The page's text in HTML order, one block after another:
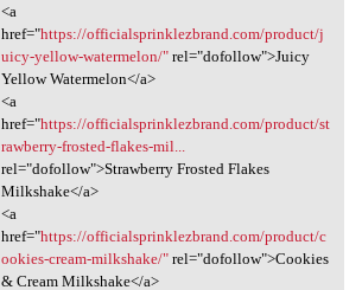
<a
href="https://officialsprinklezbrand.com/product/j
uicy-yellow-watermelon/"rel="dofollow">Juicy
Yellow Watermelon</a>
<a
href="https://officialsprinklezbrand.com/product/st
rawberry-frosted-flakes-mil...
rel="dofollow">Strawberry Frosted Flakes
Milkshake</a>
<a
href="https://officialsprinklezbrand.com/product/c
ookies-cream-milkshake/"rel="dofollow">Cookies
& Cream Milkshake</a>